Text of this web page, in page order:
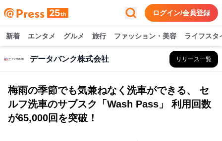
ログイン/会員登録
新着 エンタメ グルメ 旅行 ファッション・美容 ライフスタ
データバンク株式会社 リリース一覧
梅雨の季節でも気兼ねなく洗車ができる、 セ
ルフ洗車のサブスク「Wash Pass」 利用回数
が65,000回を突破！